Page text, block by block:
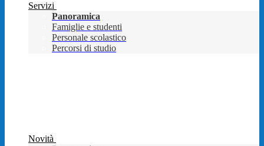
Servizi
Panoramica
Famiglie e studenti
Personale scolastico
Percorsi di studio
Novità